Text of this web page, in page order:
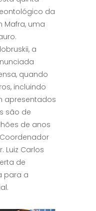
da
Mafra, uma
a
quando
incluindo
apresentados
são de
de anos
Luiz Carlos
de
para a